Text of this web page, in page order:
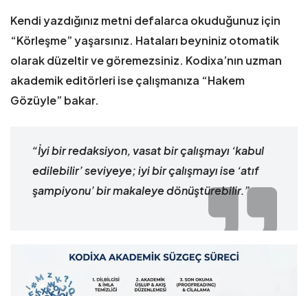
Kendi yazdığınız metni defalarca okuduğunuz için
“Körleşme” yaşarsınız. Hataları beyniniz otomatik
olarak düzeltir ve göremezsiniz. Kodixa’nın uzman
akademik editörleri ise çalışmanıza “Hakem
Gözüyle” bakar.
“İyi bir redaksiyon, vasat bir çalışmayı ‘kabul
edilebilir’ seviyeye; iyi bir çalışmayı ise ‘atıf
şampiyonu’ bir makaleye dönüştürebilir.”